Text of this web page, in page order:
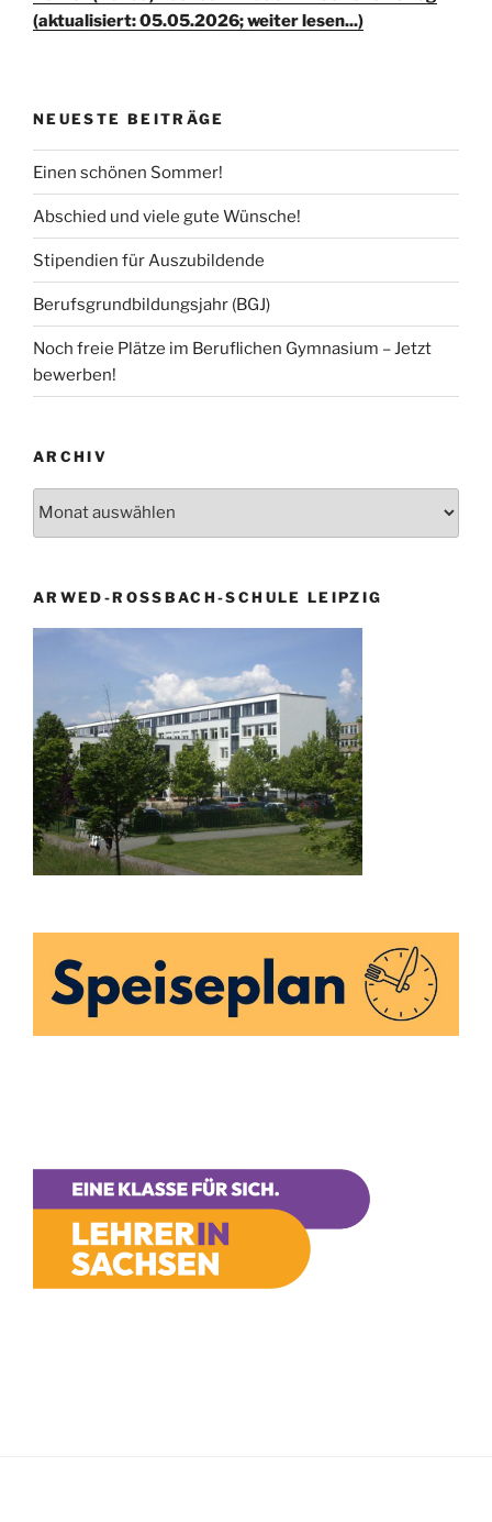
(aktualisiert: 05.05.2026; weiter lesen...)
NEUESTE BEITRÄGE
Einen schönen Sommer!
Abschied und viele gute Wünsche!
Stipendien für Auszubildende
Berufsgrundbildungsjahr (BGJ)
Noch freie Plätze im Beruflichen Gymnasium – Jetzt
bewerben!
ARCHIV
ARWED-ROSSBACH-SCHULE LEIPZIG